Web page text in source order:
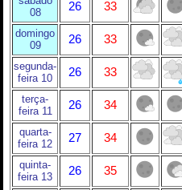
08
26 33
domingo
09
26 33
segunda-
feira 10
26 33
terça-
feira 11
26 34
quarta-
feira 12
27 34
quinta-
feira 13
26 35